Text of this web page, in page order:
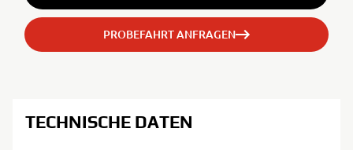
PROBEFAHRT ANFRAGEN
TECHNISCHE DATEN